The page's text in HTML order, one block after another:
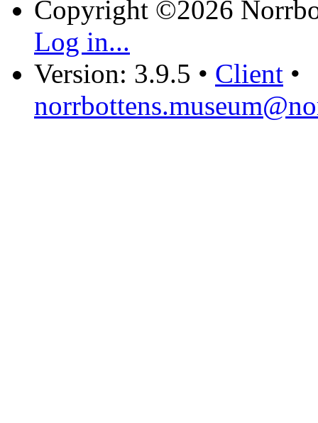
Copyright ©2026
Log in...
Version: 3.9.5 • Client •